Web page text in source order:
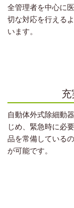
全管理者を中心に
切な対応を行える
います。
自動体外式除細動
じめ、緊急時に必
品を常備している
が可能です。